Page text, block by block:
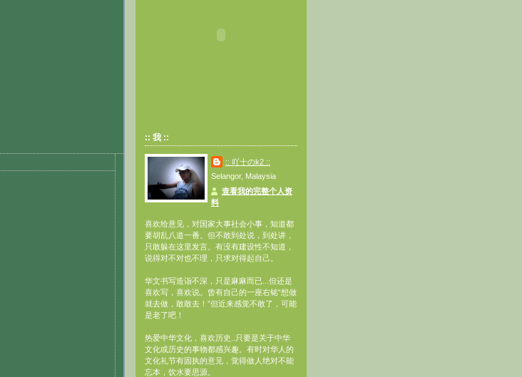
:: 我 ::
:: 吖十のk2 ::
Selangor, Malaysia
查看我的完整个人资
料
喜欢给意见，对国家大事社会小事，知道都
要胡乱八道一番。但不敢到处说，到处讲，
只敢躲在这里发言。有没有建设性不知道，
说得对不对也不理，只求对得起自己。
华文书写造诣不深，只是麻麻而已...但还是
喜欢写，喜欢说。曾有自己的一座右铭“想做
就去做，敢敢去！”但近来感觉不敢了，可能
是老了吧！
热爱中华文化，喜欢历史..只要是关于中华
文化或历史的事物都感兴趣。有时对华人的
文化礼节有固执的意见，觉得做人绝对不能
忘本，饮水要思源。